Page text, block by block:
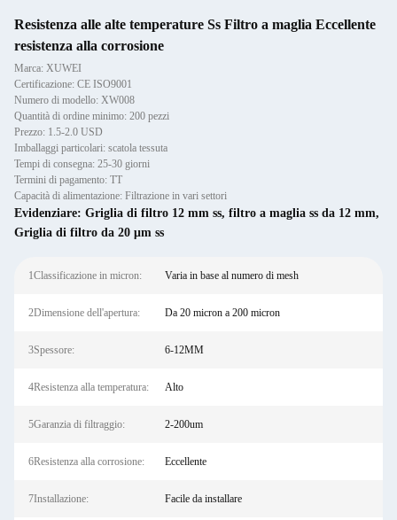
Resistenza alle alte temperature Ss Filtro a maglia Eccellente
resistenza alla corrosione
Marca: XUWEI
Certificazione: CE ISO9001
Numero di modello: XW008
Quantità di ordine minimo: 200 pezzi
Prezzo: 1.5-2.0 USD
Imballaggi particolari: scatola tessuta
Tempi di consegna: 25-30 giorni
Termini di pagamento: TT
Capacità di alimentazione: Filtrazione in vari settori
Evidenziare: Griglia di filtro 12 mm ss, filtro a maglia ss da 12 mm,
Griglia di filtro da 20 μm ss
1Classificazione in micron: Varia in base al numero di mesh
2Dimensione dell'apertura: Da 20 micron a 200 micron
3Spessore: 6-12MM
4Resistenza alla temperatura: Alto
5Garanzia di filtraggio: 2-200um
6Resistenza alla corrosione: Eccellente
7Installazione: Facile da installare